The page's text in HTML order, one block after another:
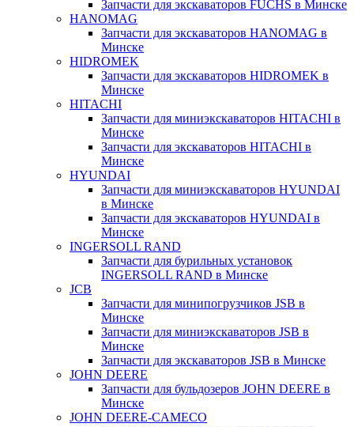
Запчасти для экскаваторов FUCHS в Минске
HANOMAG
Запчасти для экскаваторов HANOMAG в
Минске
HIDROMEK
Запчасти для экскаваторов HIDROMEK в
Минске
HITACHI
Запчасти для миниэкскаваторов HITACHI в
Минске
Запчасти для экскаваторов HITACHI в
Минске
HYUNDAI
Запчасти для миниэкскаваторов HYUNDAI
в Минске
Запчасти для экскаваторов HYUNDAI в
Минске
INGERSOLL RAND
Запчасти для бурильных установок
INGERSOLL RAND в Минске
JCB
Запчасти для минипогрузчиков JSB в
Минске
Запчасти для миниэкскаваторов JSB в
Минске
Запчасти для экскаваторов JSB в Минске
JOHN DEERE
Запчасти для бульдозеров JOHN DEERE в
Минске
JOHN DEERE-CAMECO